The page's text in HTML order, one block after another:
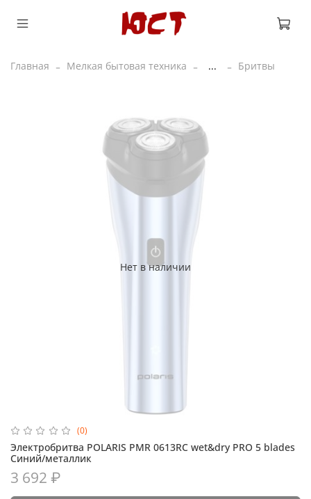
Главная Мелкая бытовая техника ... Бритвы
Нет в наличии
(0)
Электробритва POLARIS PMR 0613RC wet&dry PRO 5 blades
Синий/металлик
3 692 ₽